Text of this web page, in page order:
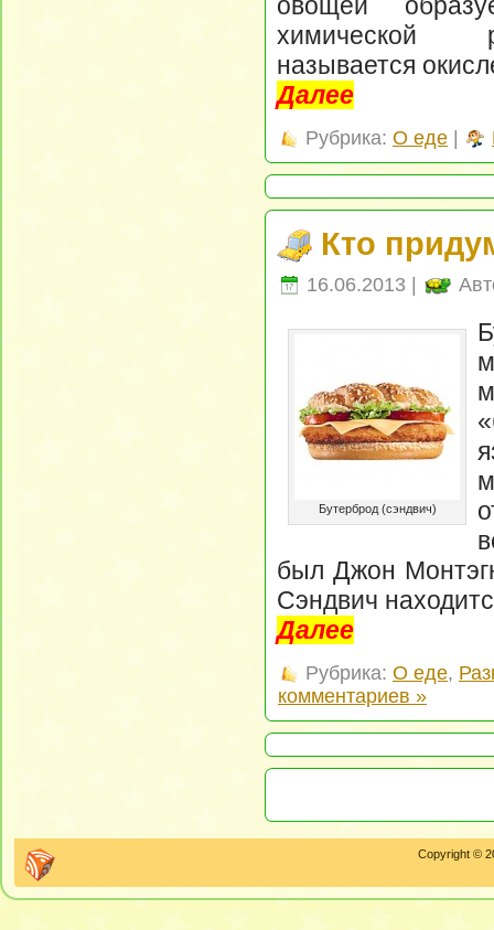
химической
называется
Далее
Рубрика: О еде |
Кто
16.06.2013 |
Бутерброд (сэндвич)
был Джон
Сэндвич
Далее
Рубрика: О еде,
комментариев »
Copyright ©